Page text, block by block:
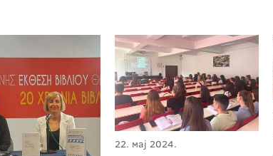
22. мај 2024.